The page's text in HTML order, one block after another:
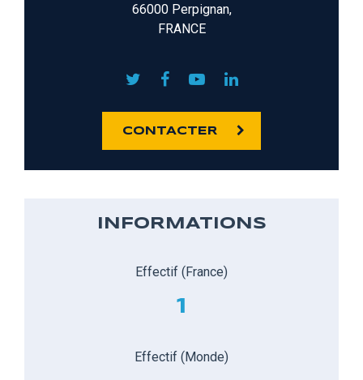
66000 Perpignan,
FRANCE
CONTACTER
INFORMATIONS
Effectif (France)
1
Effectif (Monde)